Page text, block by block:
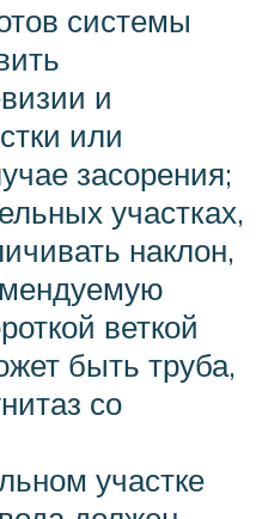
системы
и
или
засорения;
участках,
наклон,
веткой
быть труба,
со
участке